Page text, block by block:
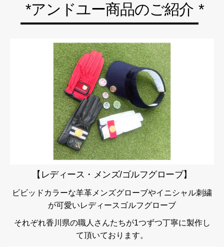
*アンドユー商品のご紹介 *
【レディース・メンズ/ゴルフグローブ】
ビビッドカラーな羊革メンズグローブやイニシャル刺繍
が可愛いレディースゴルフグローブ
それぞれ香川県の職人さんたちが1つずつ丁寧に製作し
て頂いております。